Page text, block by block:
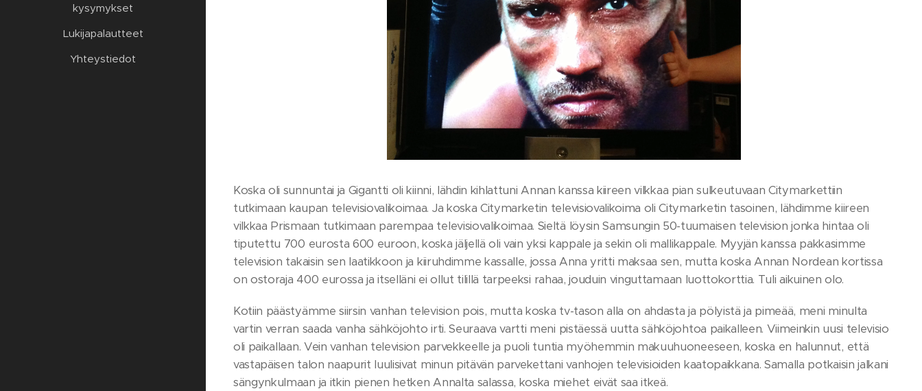
kysymykset
Lukijapalautteet
Yhteystiedot
Koska oli sunnuntai ja Gigantti oli kiinni, lähdin kihlattuni Annan kanssa kiireen vilkkaa pian sulkeutuvaan Citymarkettiin
tutkimaan kaupan televisiovalikoimaa. Ja koska Citymarketin televisiovalikoima oli Citymarketin tasoinen, lähdimme kiireen
vilkkaa Prismaan tutkimaan parempaa televisiovalikoimaa. Sieltä löysin Samsungin 50-tuumaisen television jonka hintaa oli
tiputettu 700 eurosta 600 euroon, koska jäljellä oli vain yksi kappale ja sekin oli mallikappale. Myyjän kanssa pakkasimme
television takaisin sen laatikkoon ja kiiruhdimme kassalle, jossa Anna yritti maksaa sen, mutta koska Annan Nordean kortissa
on ostoraja 400 eurossa ja itselläni ei ollut tilillä tarpeeksi rahaa, jouduin vinguttamaan luottokorttia. Tuli aikuinen olo.
Kotiin päästyämme siirsin vanhan television pois, mutta koska tv-tason alla on ahdasta ja pölyistä ja pimeää, meni minulta
vartin verran saada vanha sähköjohto irti. Seuraava vartti meni pistäessä uutta sähköjohtoa paikalleen. Viimeinkin uusi televisio
oli paikallaan. Vein vanhan television parvekkeelle ja puoli tuntia myöhemmin makuuhuoneeseen, koska en halunnut, että
vastapäisen talon naapurit luulisivat minun pitävän parvekettani vanhojen televisioiden kaatopaikkana. Samalla potkaisin jalkani
sängynkulmaan ja itkin pienen hetken Annalta salassa, koska miehet eivät saa itkeä.